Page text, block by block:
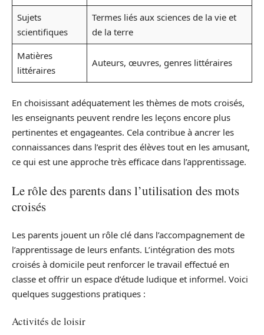
Sujets
scientifiques
Termes liés aux sciences de la vie et
de la terre
Matières
littéraires
Auteurs, œuvres, genres littéraires
En choisissant adéquatement les thèmes de mots croisés,
les enseignants peuvent rendre les leçons encore plus
pertinentes et engageantes. Cela contribue à ancrer les
connaissances dans l’esprit des élèves tout en les amusant,
ce qui est une approche très efficace dans l’apprentissage.
Le rôle des parents dans l’utilisation des mots
croisés
Les parents jouent un rôle clé dans l’accompagnement de
l’apprentissage de leurs enfants. L’intégration des mots
croisés à domicile peut renforcer le travail effectué en
classe et offrir un espace d’étude ludique et informel. Voici
quelques suggestions pratiques :
Activités de loisir